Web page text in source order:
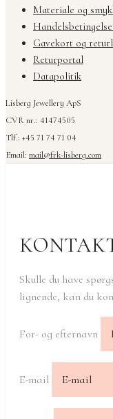
Materiale og
Gavekort og
Returportal
Datapolitik
Lisberg Jewellery ApS
CVR nr.: 41474505
Tlf.: +45 71 74 71 04
Email: mail@frk-lisberg.com
Skulle du have
lignende, kan du
For- og efternavn
E-mail